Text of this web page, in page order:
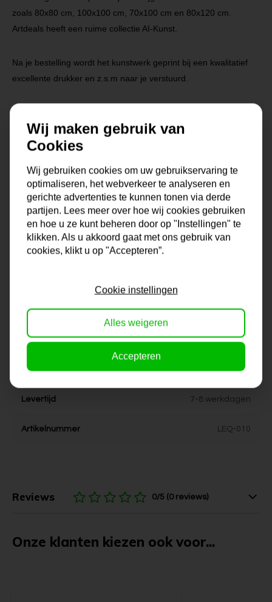
zoals 80x80 cm, 100x100 cm, 70x100 cm en 80x120 cm.
Artdeals heeft een ruime collectie AI-Kunst.
Na je bestelling wordt het kunstwerk geprint bij een kwalitatief
excellente drukker en z.s.m naar je verstuurd.
Specificaties
Maat 0x0x0 cm
Korte omschrijving
Fotokunst geprint op dibond
met baklijst
Industrieel, landelijk, stoer,
urban
Kleur zwart-wit, roze
Levertijd 7-8 werkdagen
Artikelnummer LEQ-010
Reviews 0/5 (0 reviews)
Onze klanten kiezen ook voor...
Wij maken gebruik van
Cookies
Wij gebruiken cookies om uw gebruikservaring te
optimaliseren, het webverkeer te analyseren en
gerichte advertenties te kunnen tonen via derde
partijen. Lees meer over hoe wij cookies gebruiken
en hoe u ze kunt beheren door op "Instellingen" te
klikken. Als u akkoord gaat met ons gebruik van
cookies, klikt u op "Accepteren”.
Cookie instellingen
Alles weigeren
Accepteren